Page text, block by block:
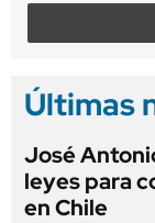
Últimas
José
leyes para
en Chile